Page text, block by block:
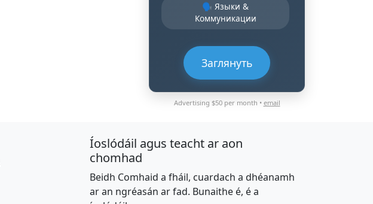
🗣️ Языки &
Коммуникации
Заглянуть
Advertising $50 per month • email
Íoslódáil agus teacht ar aon
chomhad
Beidh Comhaid a fháil, cuardach a dhéanamh
ar an ngréasán ar fad. Bunaithe é, é a